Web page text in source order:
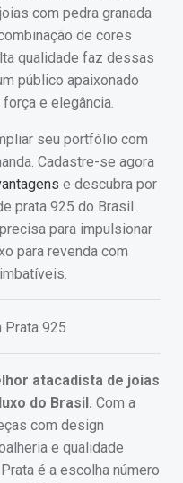
com pedra granada
de cores
qualidade faz dessas
público apaixonado
e elegância.
seu portfólio com
Cadastre-se agora
e descubra por
prata 925 do Brasil.
para impulsionar
para revenda com
atacadista de joias
do Brasil. Com a
com design
e qualidade
é a escolha número